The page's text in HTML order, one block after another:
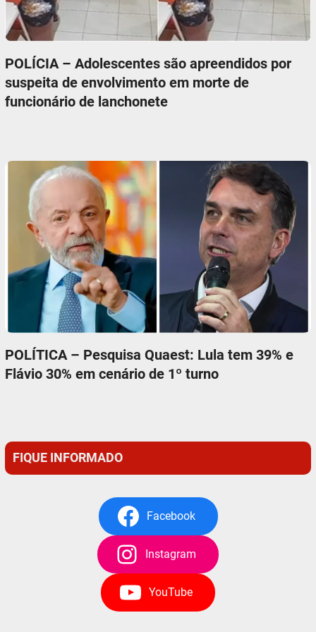
POLÍCIA – Adolescentes são apreendidos por
suspeita de envolvimento em morte de
funcionário de lanchonete
POLÍTICA – Pesquisa Quaest: Lula tem 39% e
Flávio 30% em cenário de 1º turno
FIQUE INFORMADO
Facebook
Instagram
YouTube